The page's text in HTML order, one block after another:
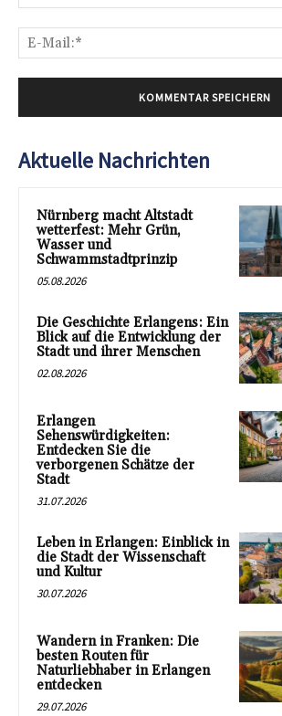
Aktuelle Nachrichten
Nürnberg macht Altstadt
wetterfest: Mehr Grün,
Wasser und
Schwammstadtprinzip
05.08.2026
Die Geschichte Erlangens: Ein
Blick auf die Entwicklung der
Stadt und ihrer Menschen
02.08.2026
Erlangen
Sehenswürdigkeiten:
Entdecken Sie die
verborgenen Schätze der
Stadt
31.07.2026
Leben in Erlangen: Einblick in
die Stadt der Wissenschaft
und Kultur
30.07.2026
Wandern in Franken: Die
besten Routen für
Naturliebhaber in Erlangen
entdecken
29.07.2026